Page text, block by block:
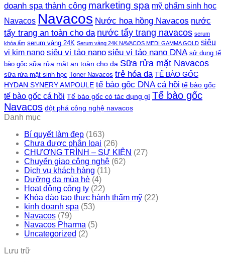
doanh spa thành công marketing spa mỹ phẩm sinh học
Navacos Navacos Nước hoa hồng Navacos nước
tẩy trang an toàn cho da nước tẩy trang navacos serum
khóa ẩm serum vàng 24K Serum vàng 24K NAVACOS MEDI GAMMA GOLD siêu
vi kim nano siêu vi tảo nano siêu vi tảo nano DNA sử dụng tế
bào gốc sữa rửa mặt an toàn cho da Sữa rửa mặt Navacos
sữa rửa mặt sinh học Toner Navacos trẻ hóa da TẾ BÀO GỐC
HYDAN SYNERY AMPOULE tế bào gôc DNA cá hồi tế bào gốc
tế bào gốc cá hồi Tế bào gốc có tác dụng gì Tế bào gốc
Navacos đột phá công nghệ navacos
Danh mục
Bí quyết làm đẹp (163)
Chưa được phân loại (26)
CHƯƠNG TRÌNH – SỰ KIỆN (27)
Chuyển giao công nghệ (62)
Dịch vụ khách hàng (11)
Dưỡng da mùa hè (4)
Hoạt động công ty (22)
Khóa đào tạo thực hành thẩm mỹ (22)
kinh doanh spa (53)
Navacos (79)
Navacos Pharma (5)
Uncategorized (2)
Lưu trữ